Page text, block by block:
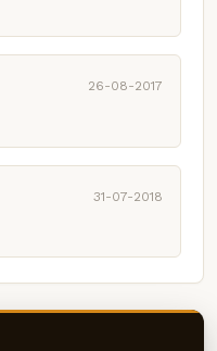
26-08-2017
31-07-2018